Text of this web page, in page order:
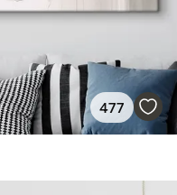
477